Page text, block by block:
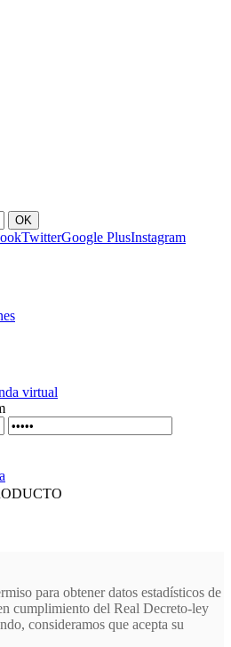
OK
TwitterGoogle PlusInstagram
virtual
para obtener datos estadísticos de
cumplimiento del Real Decreto-ley
consideramos que acepta su